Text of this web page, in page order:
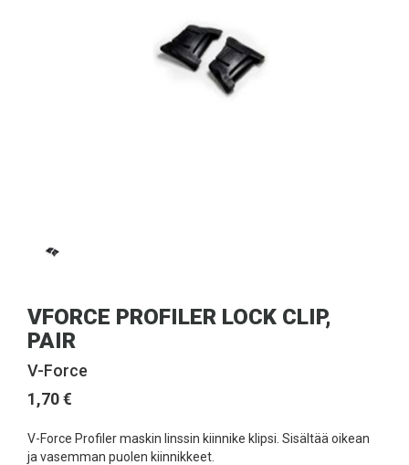
VFORCE PROFILER LOCK CLIP,
PAIR
V-Force
1,70 €
V-Force Profiler maskin linssin kiinnike klipsi. Sisältää oikean
ja vasemman puolen kiinnikkeet.